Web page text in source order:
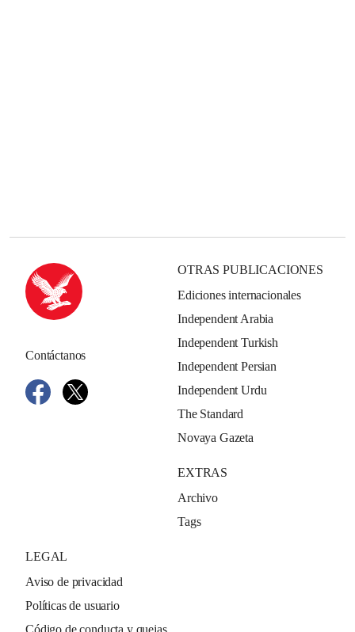
Contáctanos
OTRAS PUBLICACIONES
Ediciones internacionales
Independent Arabia
Independent Turkish
Independent Persian
Independent Urdu
The Standard
Novaya Gazeta
EXTRAS
Archivo
Tags
LEGAL
Aviso de privacidad
Políticas de usuario
Código de conducta y quejas